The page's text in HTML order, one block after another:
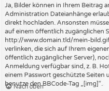
Ja, Bilder können in Ihrem Beitrag
Administration Dateianhänge
direkt hochladen. Ansonsten
auf einem öffentlich zugänglichen
http://www.domain.tld/mein-
verlinken, die sich auf Ihrem
öffentlich zugänglicher Server),
Anmeldung verfügbar sind, z. B.
einem Passwort geschützte Seiten
benutze den BBCode-Tag „[img]“.
Nach oben